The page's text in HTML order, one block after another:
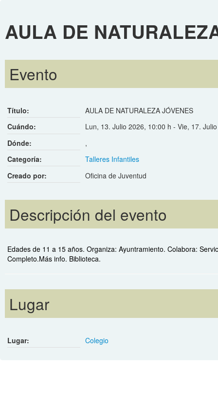
AULA DE
Evento
Título:
AULA DE NATURALEZA JÓVENES
Cuándo:
Lun, 13. Julio 2026, 10:00 h - Vie, 17.
Dónde:
,
Categoría:
Talleres Infantiles
Creado por:
Oficina de Juventud
Descripción del evento
Edades de 11 a 15 años. Organiza: Ayuntramiento. Colabora:
Completo.Más info. Biblioteca.
Lugar
Lugar: Colegio